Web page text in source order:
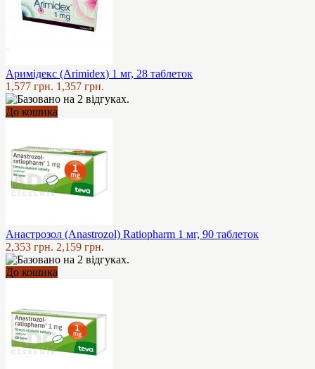
Аримідекс (Arimidex) 1 мг, 28 таблеток
1,577 грн. 1,357 грн.
До кошика
Анастрозол (Anastrozol) Ratiopharm 1 мг, 90 таблеток
2,353 грн. 2,159 грн.
До кошика